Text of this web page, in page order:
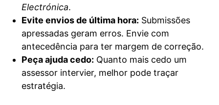
Electrónica.
Evite envios de última hora: Submissões
apressadas geram erros. Envie com
antecedência para ter margem de correção.
Peça ajuda cedo: Quanto mais cedo um
assessor intervier, melhor pode traçar
estratégia.